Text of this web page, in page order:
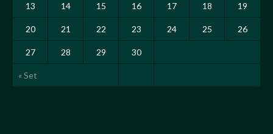
« Set
13 14 15 16 17 18 19
20 21 22 23 24 25 26
27 28 29 30